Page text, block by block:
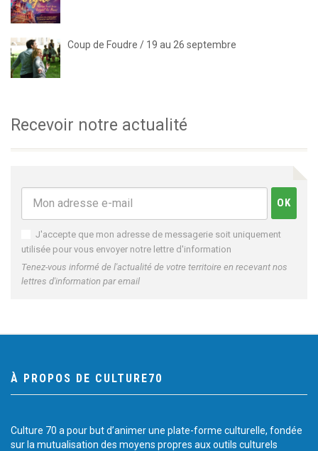
Coup de Foudre / 19 au 26 septembre
Recevoir notre actualité
J'accepte que mon adresse de messagerie soit uniquement
utilisée pour vous envoyer notre lettre d'information
Tenez-vous informé de l'actualité de votre territoire en recevant nos
lettres d'information par email
À PROPOS DE CULTURE70
Culture 70 a pour but d’animer une plate-forme culturelle, fondée
sur la mutualisation des moyens propres aux outils culturels